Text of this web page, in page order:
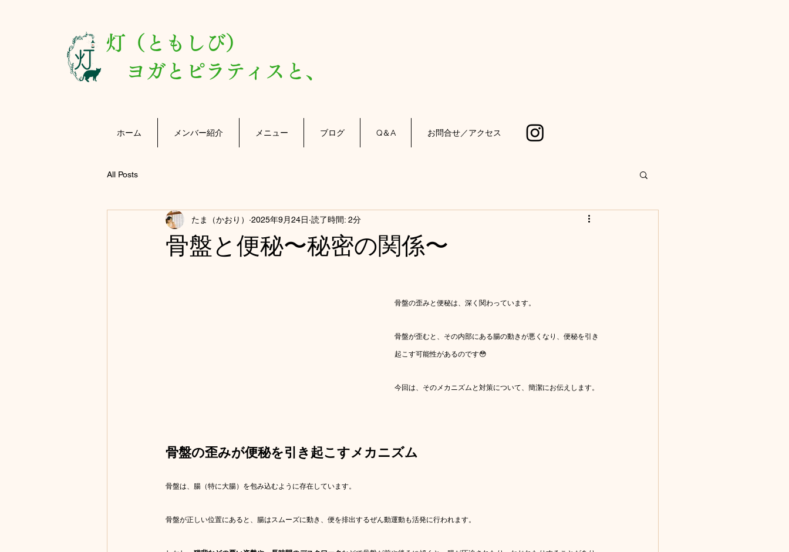
灯（ともしび）
ヨガとピラティスと、
ホーム メンバー紹介 メニュー ブログ Q＆A お問合せ／アクセス
All Posts
骨盤と便秘〜秘密の関係〜
たま（かおり） 2025年9月24日 読了時間: 2分
骨盤の歪みと便秘は、深く関わっています。
骨盤が歪むと、その内部にある腸の動きが悪くなり、便秘を引き
起こす可能性があるのです😳
今回は、そのメカニズムと対策について、簡潔にお伝えします。
骨盤の歪みが便秘を引き起こすメカニズム
骨盤は、腸（特に大腸）を包み込むように存在しています。
骨盤が正しい位置にあると、腸はスムーズに動き、便を排出するぜん動運動も活発に行われます。